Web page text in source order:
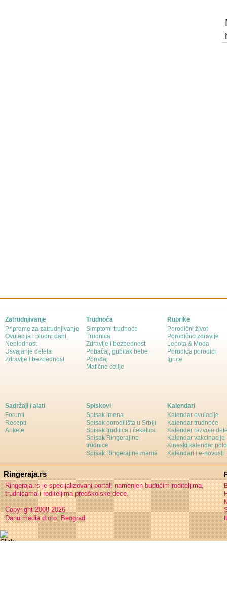
Zatrudnjivanje
Pripreme za zatrudnjivanje
Ovulacija i plodni dani
Neplodnost
Usvajanje deteta
Zdravlje i bezbednost
Trudnoća
Simptomi trudnoće
Trudnica
Zdravlje i bezbednost
Pobačaj, gubitak bebe
Porođaj
Matične ćelije
Rubrike
Porodični život
Porodično zdravlje
Lepota & Moda
Porodica porodici
Igrice
Sadržaji i alati
Forumi
Recepti
Ankete
Spiskovi
Spisak imena
Spisak porodilišta u Srbiji
Spisak trudilica i čekalica
Spisak Ringerajine
trudnice
Spisak Ringerajine mame
Kalendari
Kalendar ovulacije
Kalendar trudnoće
Kalendar razvoja
Kalendar vakcinacije
Kineski kalendar
Kalendari i e-novosti
Ringeraja.rs
Ringeraja.rs je specijalizovani portal, namenjen budućim roditeljima,
trudnicama i roditeljima predškolske dece.
Copyright 2008-2026
Danu media d.o.o. Beograd